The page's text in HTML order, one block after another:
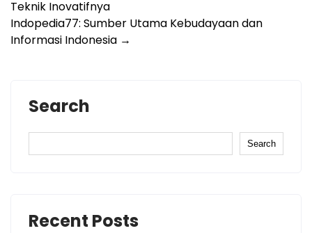
navigation
Teknik Inovatifnya
Indopedia77: Sumber Utama Kebudayaan dan
Informasi Indonesia →
Search
Search
Recent Posts